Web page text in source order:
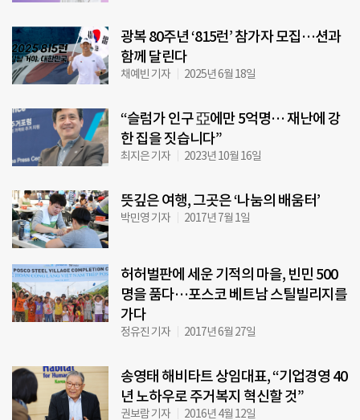
광복 80주년 ‘815런’ 참가자 모집…션과
함께 달린다
채예빈 기자 2025년 6월 18일
“슬럼가 인구 亞에만 5억명… 재난에 강
한 집을 짓습니다”
최지은 기자 2023년 10월 16일
뜻깊은 여행, 그곳은 ‘나눔의 배움터’
박민영 기자 2017년 7월 1일
허허벌판에 세운 기적의 마을, 빈민 500
명을 품다…포스코 베트남 스틸빌리지를
가다
정유진 기자 2017년 6월 27일
송영태 해비타트 상임대표, “기업경영 40
년 노하우로 주거복지 혁신할 것”
권보람 기자 2016년 4월 12일